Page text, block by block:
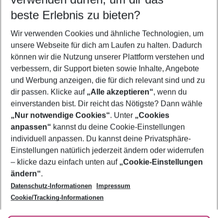
5-8 Nächte
2 Erwachsene Keine Kinder
Mehr Filter anzeigen
Footer
Footer navigation
Über uns
AGB
Bestpreisgarantie
Cookie-Einstellungen ändern
Cookie-Richtlinie
Agenturbetreuung
Barrierefreies Reisen
Folge uns
beste Erlebnis zu bieten?
Wir verwenden Cookies und ähnliche Technologien, um
unsere Webseite für dich am Laufen zu halten. Dadurch
können wir die Nutzung unserer Plattform verstehen und
verbessern, dir Support bieten sowie Inhalte, Angebote
und Werbung anzeigen, die für dich relevant sind und zu
dir passen. Klicke auf „Alle akzeptieren“, wenn du
einverstanden bist. Dir reicht das Nötigste? Dann wähle
„Nur notwendige Cookies“. Unter „Cookies
anpassen“ kannst du deine Cookie-Einstellungen
individuell anpassen. Du kannst deine Privatsphäre-
Einstellungen natürlich jederzeit ändern oder widerrufen
– klicke dazu einfach unten auf „Cookie-Einstellungen
ändern“.
Datenschutz-Informationen
Impressum
Cookie/Tracking-Informationen